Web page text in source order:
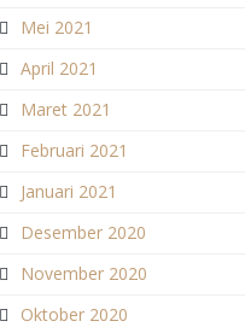
Mei 2021
April 2021
Maret 2021
Februari 2021
Januari 2021
Desember 2020
November 2020
Oktober 2020